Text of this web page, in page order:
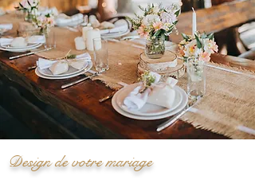
Design de votre mariage